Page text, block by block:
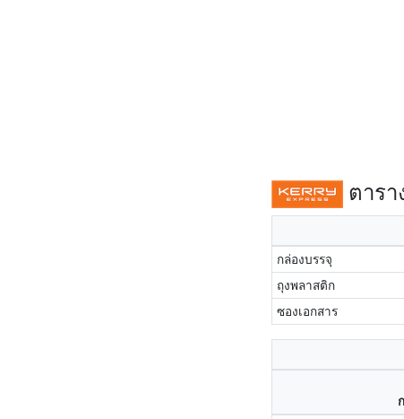
ตารา
กล่องบรรจุ
ถุงพลาสติก
ซองเอกสาร